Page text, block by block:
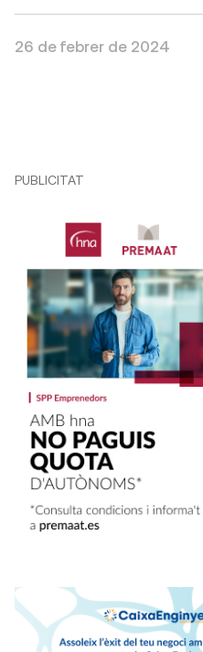
26 de febrer de 2024
PUBLICITAT